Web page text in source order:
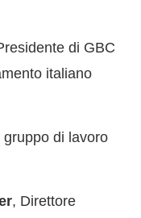
di GBC
italiano
gruppo di lavoro
, Direttore